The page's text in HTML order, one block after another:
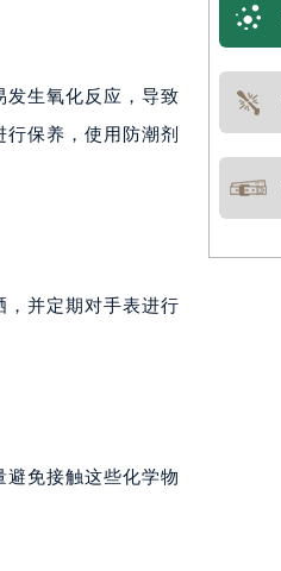
发生氧化反应，导致
保养，使用防潮剂
，并定期对手表进行
免接触这些化学物